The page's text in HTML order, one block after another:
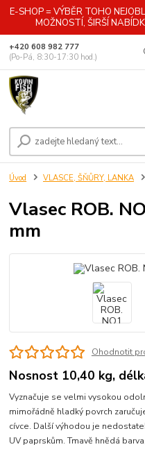
E-SHOP = VÝBĚR TOHO
MOŽNOSTÍ, ŠIRŠÍ
+420 608 982 777
(Po-Pá, 8:30-17:30 hod.)
Úvod VLASCE, ŠŇŮRY, LANKA
Vlasec ROB.
mm
Ohodnotit
Nosnost 10,40 kg,
Vyznačuje se velmi vysokou
mimořádně hladký povrch
cívce. Další výhodou je
UV paprskům. Tmavě hnědá